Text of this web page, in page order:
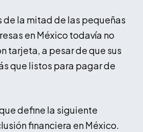
de la mitad de las pequeñas
en México todavía no
tarjeta, a pesar de que sus
que listos para pagar de
define la siguiente
financiera en México.